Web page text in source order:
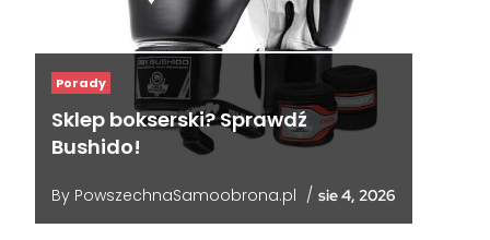
Porady
Sklep bokserski? Sprawdź
Bushido!
By PowszechnaSamoobrona.pl / sie 4, 2026